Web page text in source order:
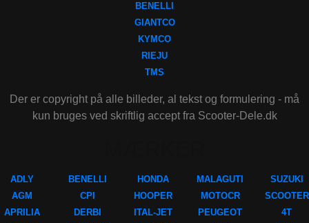
BENELLI
GIANTCO
KYMCO
RIEJU
TMS
Der er copyright på alle billeder, al tekst og formulering - må
kun bruges ved skriftlig accept fra Scooter-Dele.dk
ADLY
AGM
APRILIA
BENELLI
CPI
DERBI
HONDA
HOOPER
ITAL-JET
MALAGUTI
MOTOCR
PEUGEOT
SUZUKI
SCOOTER
4T